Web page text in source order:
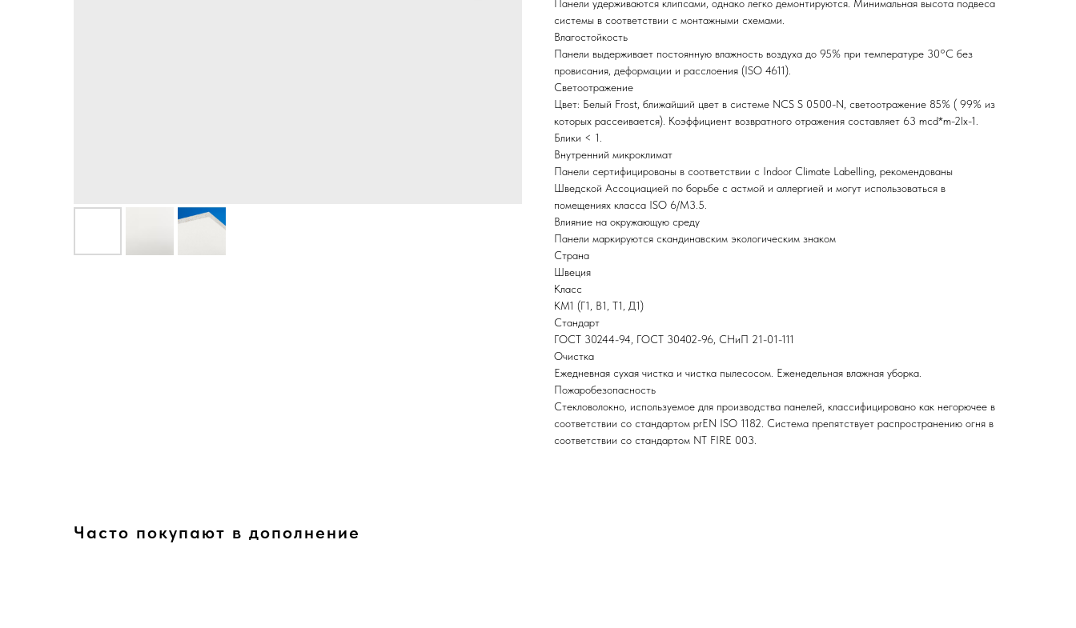
Панели удерживаются клипсами, однако легко демонтируются. Минимальная высота подвеса
системы в соответствии с монтажными схемами.
Влагостойкость
Панели выдерживает постоянную влажность воздуха до 95% при температуре 30°C без
провисания, деформации и расслоения (ISO 4611).
Светоотражение
Цвет: Белый Frost, ближайший цвет в системе NCS S 0500-N, светоотражение 85% ( 99% из
которых рассеивается). Коэффициент возвратного отражения составляет 63 mcd*m-2lx-1.
Блики < 1.
Внутренний микроклимат
Панели сертифицированы в соответствии с Indoor Climate Labelling, рекомендованы
Шведской Ассоциацией по борьбе с астмой и аллергией и могут использоваться в
помещениях класса ISO 6/M3.5.
Влияние на окружающую среду
Панели маркируются скандинавским экологическим знаком
Страна
Швеция
Класс
КМ1 (Г1, В1, Т1, Д1)
Стандарт
ГОСТ 30244-94, ГОСТ 30402-96, СНиП 21-01-111
Очистка
Ежедневная сухая чистка и чистка пылесосом. Еженедельная влажная уборка.
Пожаробезопасность
Cтекловолокно, используемое для производства панелей, классифицировано как негорючее в
соответствии со стандартом prEN ISO 1182. Система препятствует распространению огня в
соответствии со стандартом NT FIRE 003.
Часто покупают в дополнение